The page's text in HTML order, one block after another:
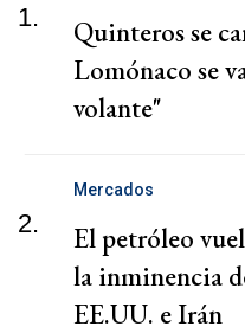
1.
Quinteros se
Lomónaco se
volante"
2.
Mercados
El petróleo
la inminencia
EE.UU. e Irán